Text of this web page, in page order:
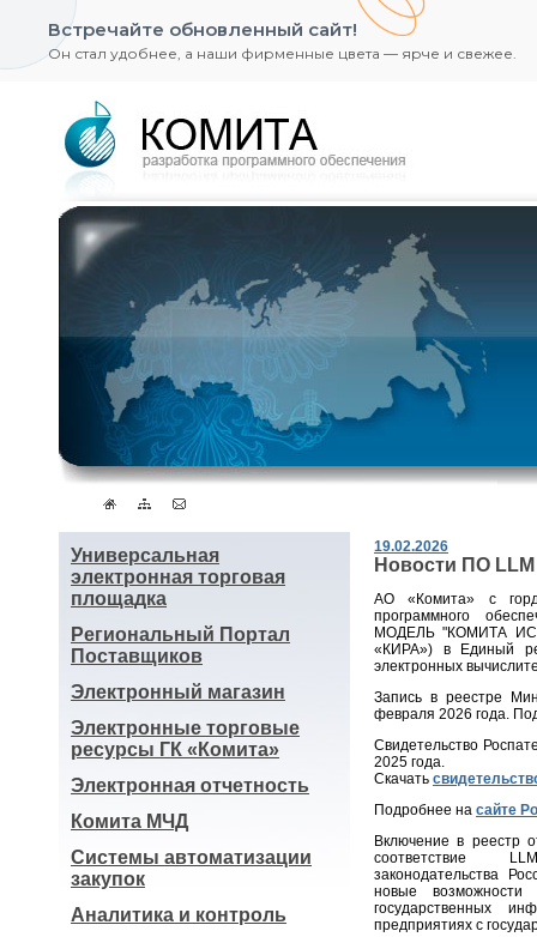
Встречайте обновленный сайт!
Он стал удобнее, а наши фирменные цвета — ярче и свежее.
Универсальная
электронная торговая
площадка
Региональный Портал
Поставщиков
Электронный магазин
Электронные торговые
ресурсы ГК «Комита»
Электронная отчетность
Комита МЧД
Системы автоматизации
закупок
Аналитика и контроль
19.02.2026
Новости ПО
АО «Комита» с
программного
МОДЕЛЬ "КОМИТА
«КИРА») в Единый
электронных
Запись в реестре
февраля 2026 года.
Свидетельство
2025 года.
Скачать
Подробнее на сайте
Включение в реестр
соответствие
законодательства
новые
государственных
предприятиях с